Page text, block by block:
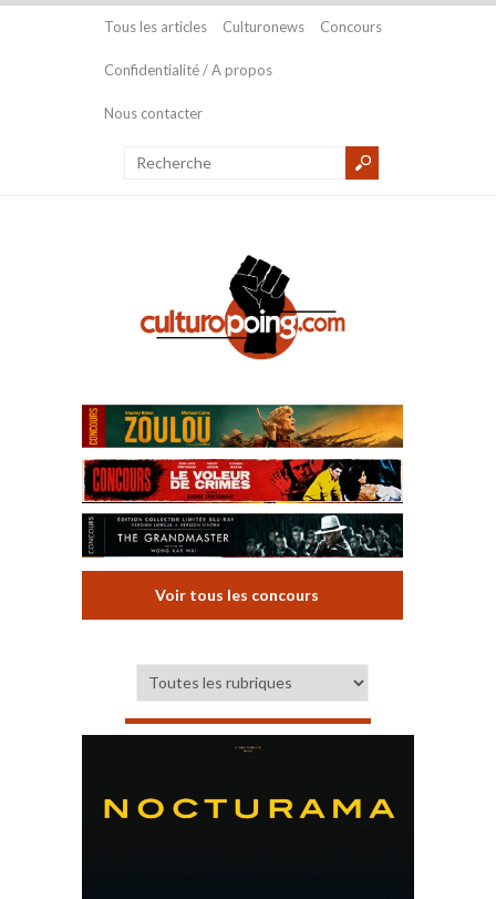
Tous les articles Culturonews Concours
Confidentialité / A propos
Nous contacter
Voir tous les concours